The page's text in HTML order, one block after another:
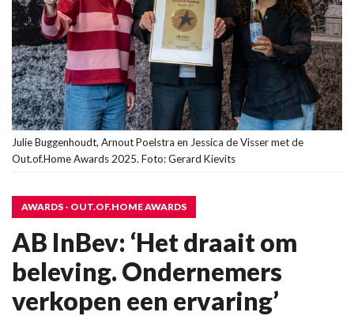
Julie Buggenhoudt, Arnout Poelstra en Jessica de Visser met de
Out.of.Home Awards 2025. Foto: Gerard Kievits
AWARDS - OUT.OF.HOME AWARDS
AB InBev: ‘Het draait om
beleving. Ondernemers
verkopen een ervaring’